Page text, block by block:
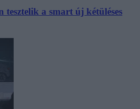
tesztelik a smart új kétüléses